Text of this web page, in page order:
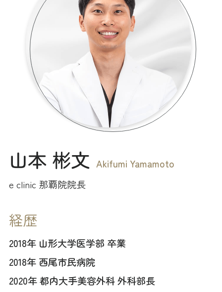
山本 彬文 Akifumi Yamamoto
e clinic 那覇院院長
経歴
2018年 山形大学医学部 卒業
2018年 西尾市民病院
2020年 都内大手美容外科 外科部長